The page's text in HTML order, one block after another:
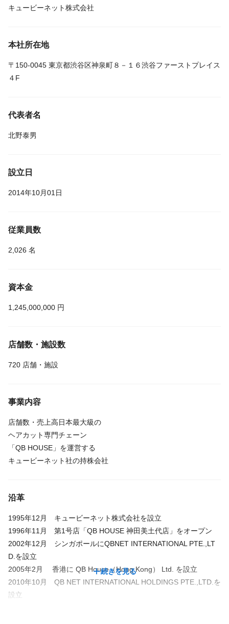
キュービーネット株式会社
本社所在地
〒150-0045 東京都渋谷区神泉町８－１６渋谷ファーストプレイス
４F
代表者名
北野泰男
設立日
2014年10月01日
従業員数
2,026 名
資本金
1,245,000,000 円
店舗数・施設数
720 店舗・施設
事業内容
店舗数・売上高日本最大級の
ヘアカット専門チェーン
「QB HOUSE」を運営する
キュービーネット社の持株会社
沿革
1995年12月 キュービーネット株式会社を設立
1996年11月 第1号店「QB HOUSE 神田美土代店」をオープン
2002年12月 シンガポールにQBNET INTERNATIONAL PTE.,LT
D.を設立
2005年2月 香港に QB House（Hong Kong） Ltd. を設立
2010年10月 QB NET INTERNATIONAL HOLDINGS PTE.,LTD.を
設立
続きを見る